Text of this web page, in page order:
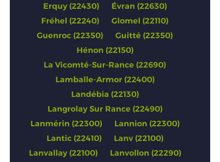
Erquy (22430)
Évran (22630)
Fréhel (22240)
Glomel (22110)
Guenroc (22350)
Guitté (22350)
Hénon (22150)
La Vicomté-Sur-Rance (22690)
Lamballe-Armor (22400)
Landébia (22130)
Langrolay Sur Rance (22490)
Lanmérin (22300)
Lannion (22300)
Lantic (22410)
Lanv (22100)
Lanvallay (22100)
Lanvollon (22290)